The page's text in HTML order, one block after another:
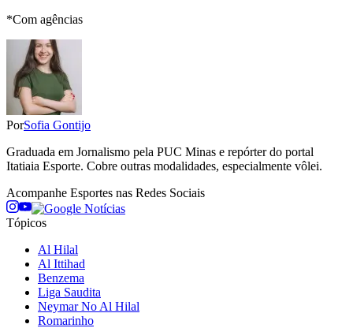
*Com agências
PorSofia Gontijo
Graduada em Jornalismo pela PUC Minas e repórter do portal
Itatiaia Esporte. Cobre outras modalidades, especialmente vôlei.
Acompanhe Esportes nas Redes Sociais
Tópicos
Al Hilal
Al Ittihad
Benzema
Liga Saudita
Neymar No Al Hilal
Romarinho